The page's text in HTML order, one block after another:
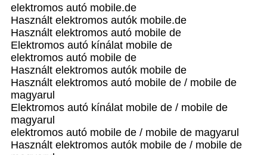
elektromos autó mobile.de
Használt elektromos autók mobile.de
Használt elektromos autó mobile de
Elektromos autó kínálat mobile de
elektromos autó mobile de
Használt elektromos autók mobile de
Használt elektromos autó mobile de / mobile de
magyarul
Elektromos autó kínálat mobile de / mobile de
magyarul
elektromos autó mobile de / mobile de magyarul
Használt elektromos autók mobile de / mobile de